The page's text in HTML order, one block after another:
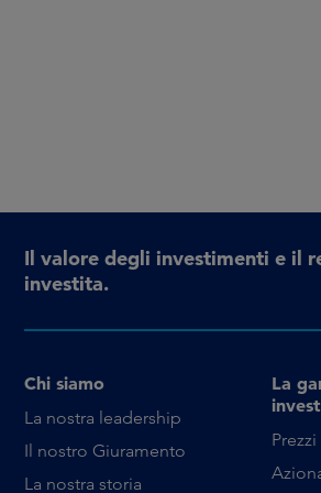
Il valore degli investimenti e il
investita.
Chi siamo
La nostra leadership
Il nostro Giuramento
La nostra storia
La